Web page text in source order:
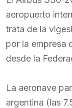
aeropuerto
trata de la
por la empresa
desde la
La aeronave
argentina (las